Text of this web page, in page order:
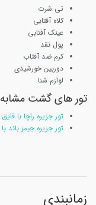
تی شرت
کلاه آفتابی
عینک آفتابی
پول نقد
کرم ضد آفتاب
دوربین خورشیدی
لوازم شنا
تور های گشت مشابه
تور جزیره راچا با
تور جزیره جیمز باند
زمانبندی